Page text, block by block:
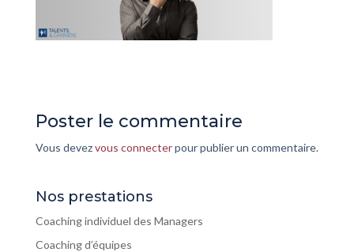
Poster le commentaire
Vous devezvous connecterpour publier un commentaire.
Nos prestations
Coaching individuel des Managers
Coaching d’équipes